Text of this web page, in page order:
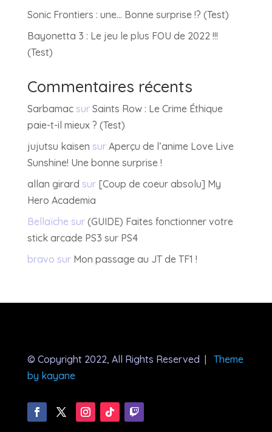
Sonic Frontiers : une… Bonne surprise !? (Test)
Bayonetta 3 : Le jeu le plus FOU de 2022 !!!
(Test)
Commentaires récents
Sarbamacsur Saints Row : Le Crime Éthique
paie-t-il mieux ? (Test)
jujutsu kaisen sur Aperçu de l’anime Love Live
Sunshine! Une bonne surprise !
allan girard sur [Coup de coeur absolu] My
Hero Academia
Bellaïche sur (GUIDE) Faites fonctionner votre
stick arcade PS3 sur PS4
bravo sur Mon passage au JT de TF1 !
© Copyright 2022, All Rights Reserved |
Theme
by kayane